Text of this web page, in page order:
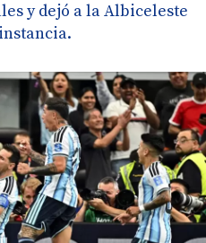
y dejó a la Albiceleste